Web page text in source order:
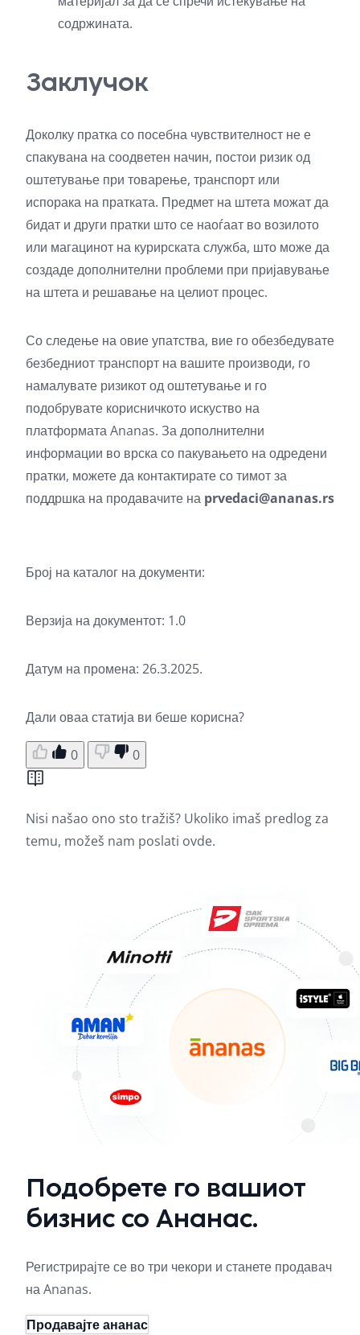
содржината.
Заклучок
Доколку пратка со посебна чувствителност не е
спакувана на соодветен начин, постои ризик од
оштетување при товарење, транспорт или
испорака на пратката. Предмет на штета можат да
бидат и други пратки што се наоѓаат во возилото
или магацинот на курирската служба, што може да
создаде дополнителни проблеми при пријавување
на штета и решавање на целиот процес.
Со следење на овие упатства, вие го обезбедувате
безбедниот транспорт на вашите производи, го
намалувате ризикот од оштетување и го
подобрувате корисничкото искуство на
платформата Ananas. За дополнителни
информации во врска со пакувањето на одредени
пратки, можете да контактирате со тимот за
поддршка на продавачите на prvedaci@ananas.rs
Број на каталог на документи:
Верзија на документот: 1.0
Датум на промена: 26.3.2025.
Дали оваа статија ви беше корисна?
0 0
Nisi našao ono sto tražiš? Ukoliko imaš predlog za
temu, možeš nam poslati ovde.
Подобрете го вашиот
бизнис со Ананас.
Регистрирајте се во три чекори и станете продавач
на Ananas.
Продавајте ананас